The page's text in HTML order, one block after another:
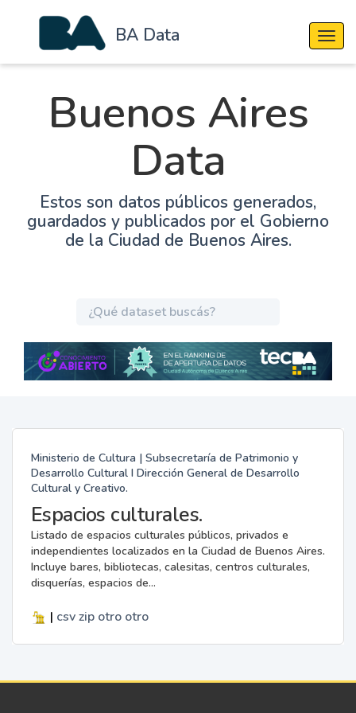
BA Data
Buenos Aires
Data
Estos son datos públicos generados,
guardados y publicados por el Gobierno
de la Ciudad de Buenos Aires.
Ministerio de Cultura | Subsecretaría de Patrimonio y
Desarrollo Cultural I Dirección General de Desarrollo
Cultural y Creativo.
Espacios culturales.
Listado de espacios culturales públicos, privados e
independientes localizados en la Ciudad de Buenos Aires.
Incluye bares, bibliotecas, calesitas, centros culturales,
disquerías, espacios de...
| csv zip otro otro